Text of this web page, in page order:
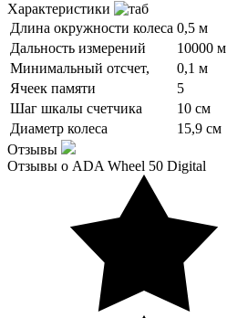
Характеристики
Длина окружности колеса 0,5 м
Дальность измерений
10000 м
Минимальный отсчет,
0,1 м
Ячеек памяти
5
Шаг шкалы счетчика
10 см
Диаметр колеса
15,9 см
Отзывы
Отзывы о ADA Wheel 50 Digital